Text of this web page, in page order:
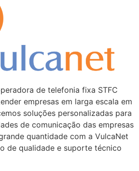
de telefonia fixa STFC
empresas em larga escala em
soluções personalizadas para
de comunicação das empresas
quantidade com a VulcaNet
de qualidade e suporte técnico